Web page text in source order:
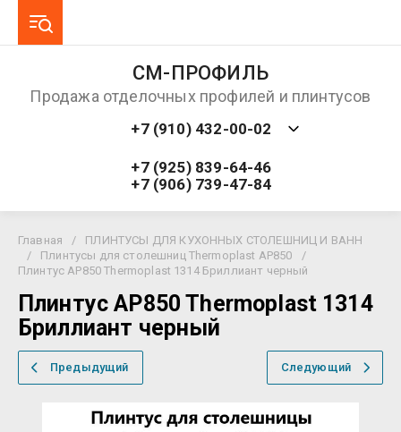
СМ-ПРОФИЛЬ
Продажа отделочных профилей и плинтусов
+7 (910) 432-00-02
+7 (925) 839-64-46
+7 (906) 739-47-84
Главная /
ПЛИНТУСЫ ДЛЯ КУХОННЫХ СТОЛЕШНИЦ И ВАНН
/
Плинтусы для столешниц Thermoplast AP850
/
Плинтус AP850 Thermoplast 1314 Бриллиант черный
Плинтус AP850 Thermoplast 1314
Бриллиант черный
Предыдущий Следующий